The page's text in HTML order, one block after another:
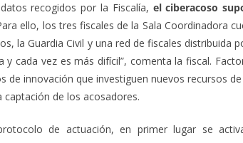
recogidos por la Fiscalía, el ciberacoso
ello, los tres fiscales de la Sala Coordinadora
la Guardia Civil y una red de fiscales distribuida
y cada vez es más difícil”, comenta la fiscal.
de innovación que investiguen nuevos recursos
captación de los acosadores.
de actuación, en primer lugar se